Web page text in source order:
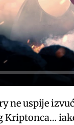
ne uspije
Kriptonca…